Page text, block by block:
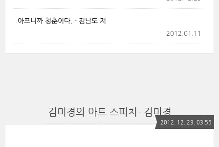
아프니까 청춘이다. - 김난도 저
2012.01.11
김미경의 아트 스피치- 김미경
2012. 12. 23. 03:55